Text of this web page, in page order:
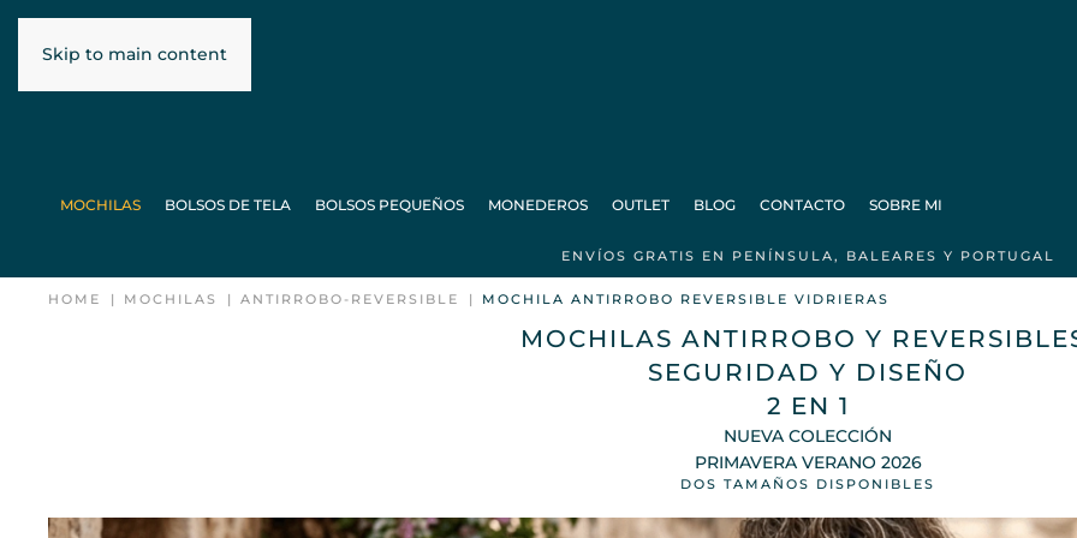
Skip to main content
MOCHILAS BOLSOS DE TELA BOLSOS PEQUEÑOS MONEDEROS OUTLET BLOG CONTACTO SOBRE MI
ENVÍOS GRATIS EN PENÍNSULA, BALEARES Y PORTUGAL
HOME MOCHILAS ANTIRROBO-REVERSIBLE MOCHILA ANTIRROBO REVERSIBLE VIDRIERAS
MOCHILAS ANTIRROBO Y
SEGURIDAD Y DISEÑO
2 EN 1
NUEVA COLECCIÓN
PRIMAVERA VERANO 2026
DOS TAMAÑOS DISPONIBLES